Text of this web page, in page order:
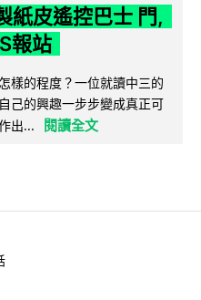
紙皮遙控巴士 門,
報站
樣的程度？一位就讀中三的
己的興趣一步步變成真正可
出...
閱讀全文